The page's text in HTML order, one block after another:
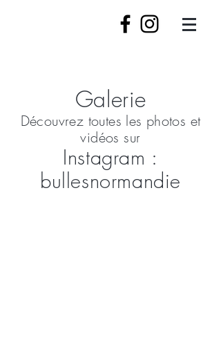
Galerie
Découvrez toutes les photos et
vidéos sur
Instagram :
bullesnormandie